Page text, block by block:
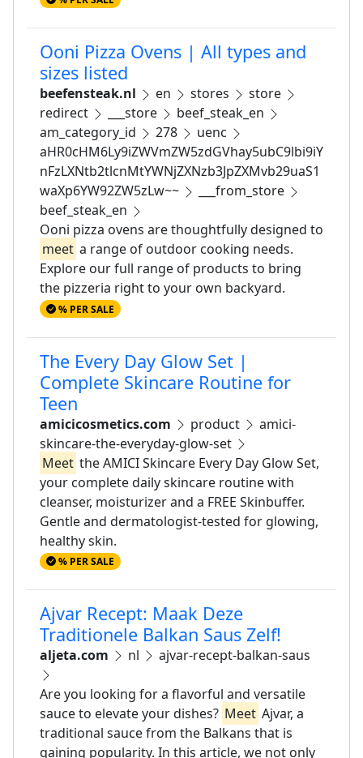
Ooni Pizza Ovens | All types and
sizes listed
beefensteak.nl en stores
store
redirect
___store
beef_steak_en
am_category_id
278
uenc
aHR0cHM6Ly9iZWVmZW5zdGVhay5ubC9lbi9iY
nFzLXNtb2tlcnMtYWNjZXNzb3JpZXMvb29uaS1
waXp6YW92ZW5zLw~~
___from_store
beef_steak_en
Ooni pizza ovens are thoughtfully designed to
meet a range of outdoor cooking needs.
Explore our full range of products to bring
the pizzeria right to your own backyard.
% PER SALE
The Every Day Glow Set |
Complete Skincare Routine for
Teen
amicicosmetics.com product
amici-
skincare-the-everyday-glow-set
Meet the AMICI Skincare Every Day Glow Set,
your complete daily skincare routine with
cleanser, moisturizer and a FREE Skinbuffer.
Gentle and dermatologist-tested for glowing,
healthy skin.
% PER SALE
Ajvar Recept: Maak Deze
Traditionele Balkan Saus Zelf!
aljeta.com nl ajvar-recept-balkan-saus
Are you looking for a flavorful and versatile
sauce to elevate your dishes? Meet Ajvar, a
traditional sauce from the Balkans that is
gaining popularity. In this article, we not only